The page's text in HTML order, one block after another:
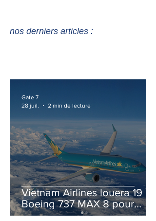
nos derniers articles :
Vietnam Airlines louera 19
Boeing 737 MAX 8 pour
accélérer la modernisation
Gate 7
28 juil.
2 min de lecture